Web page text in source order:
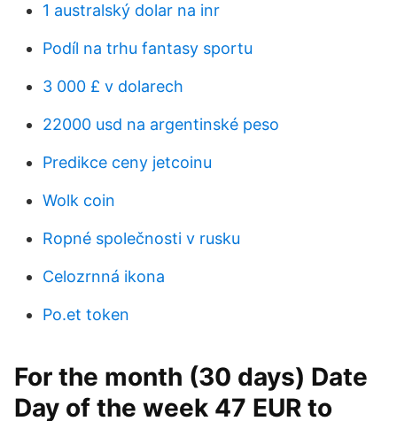
1 australský dolar na inr
Podíl na trhu fantasy sportu
3 000 £ v dolarech
22000 usd na argentinské peso
Predikce ceny jetcoinu
Wolk coin
Ropné společnosti v rusku
Celozrnná ikona
Po.et token
For the month (30 days) Date
Day of the week 47 EUR to